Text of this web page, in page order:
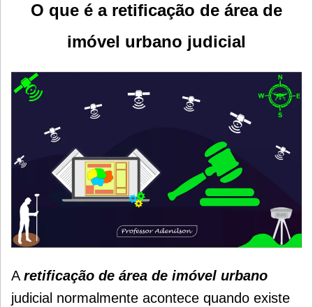
O que é a retificação de área de
imóvel urbano judicial
A retificação de área de imóvel urbano
judicial normalmente acontece quando existe